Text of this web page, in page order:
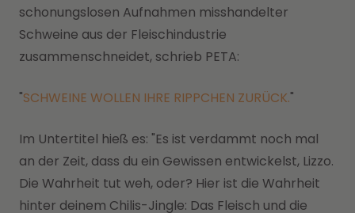
schonungslosen Aufnahmen misshandelter
Schweine aus der Fleischindustrie
zusammenschneidet, schrieb PETA:
"SCHWEINE WOLLEN IHRE RIPPCHEN ZURÜCK."
Im Untertitel hieß es: "Es ist verdammt noch mal
an der Zeit, dass du ein Gewissen entwickelst, Lizzo.
Die Wahrheit tut weh, oder? Hier ist die Wahrheit
hinter deinem Chilis-Jingle: Das Fleisch und die